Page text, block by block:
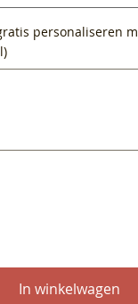
personaliseren
In winkelwagen